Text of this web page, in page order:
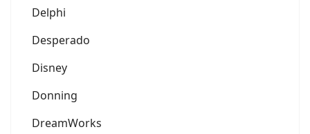
Delphi
Desperado
Disney
Donning
DreamWorks